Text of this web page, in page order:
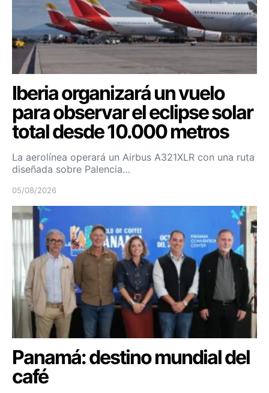
Iberia organizará un vuelo
para observar el eclipse solar
total desde 10.000 metros
La aerolínea operará un Airbus A321XLR con una ruta
diseñada sobre Palencia…
05/08/2026
Panamá: destino mundial del
café